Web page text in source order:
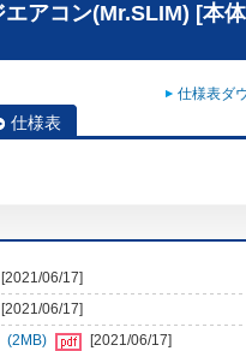
アコン(Mr.SLIM) [本
仕様表ダ
仕様表
[2021/06/17]
[2021/06/17]
(2MB)
[2021/06/17]